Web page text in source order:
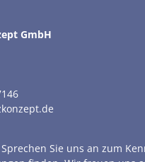
GmbH
Sie uns an zum